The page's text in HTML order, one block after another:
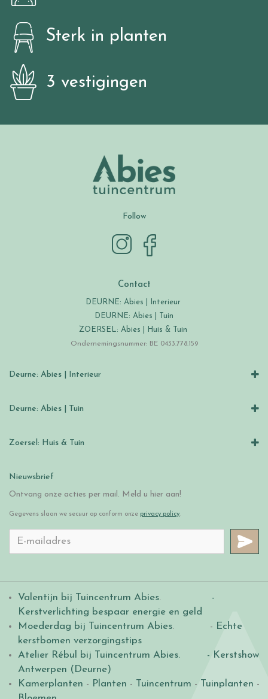
Sterk in planten
3 vestigingen
Follow
Contact
DEURNE: Abies | Interieur
DEURNE: Abies | Tuin
ZOERSEL: Abies | Huis & Tuin
Ondernemingsnummer: BE 0433.778.159
Deurne: Abies | Interieur
Deurne: Abies | Tuin
Zoersel: Huis & Tuin
Nieuwsbrief
Ontvang onze acties per mail. Meld u hier aan!
Gegevens slaan we secuur op conform onze privacy policy.
Valentijn bij Tuincentrum Abies.
-
Kerstverlichting bespaar energie en geld
Moederdag bij Tuincentrum Abies. - Echte
kerstbomen verzorgingstips
Atelier Rébul bij Tuincentrum Abies.
- Kerstshow
Antwerpen (Deurne)
Kamerplanten - Planten - Tuincentrum - Tuinplanten -